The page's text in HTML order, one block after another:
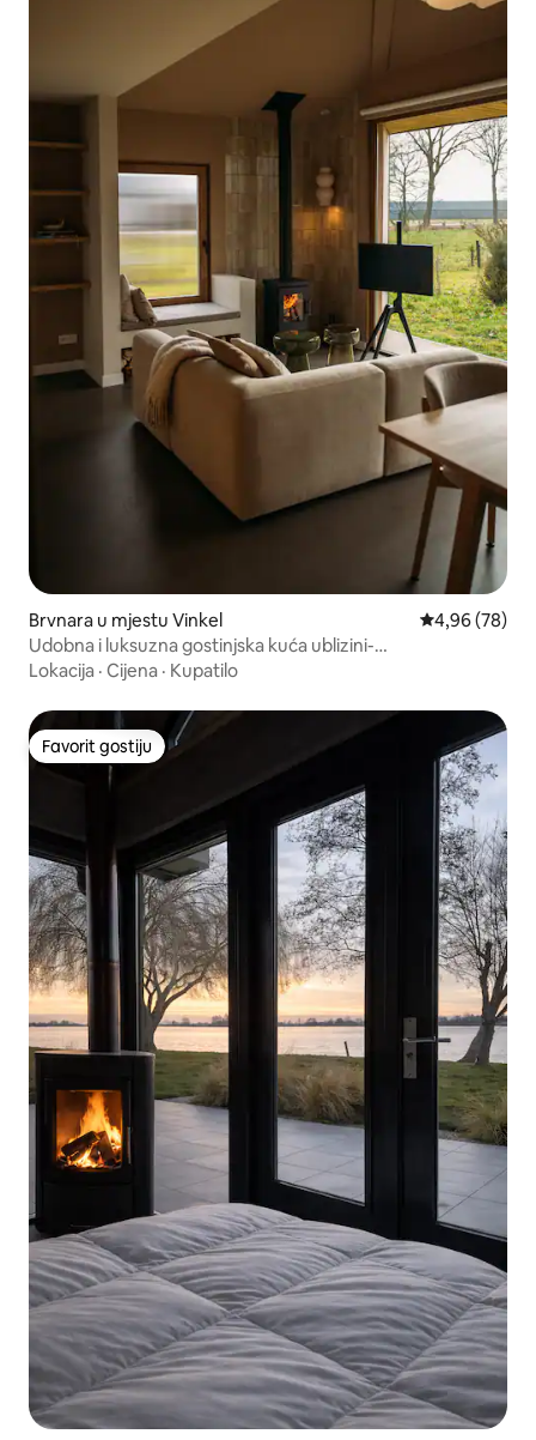
Brvnara u mjestu Vinkel Prosječna
4,96 (78)
Udobna i luksuzna gostinjska kuća ublizini-
Hertogenboscha
Lokacija · Cijena · Kupatilo
Favorit gostiju
Favorit gostiju